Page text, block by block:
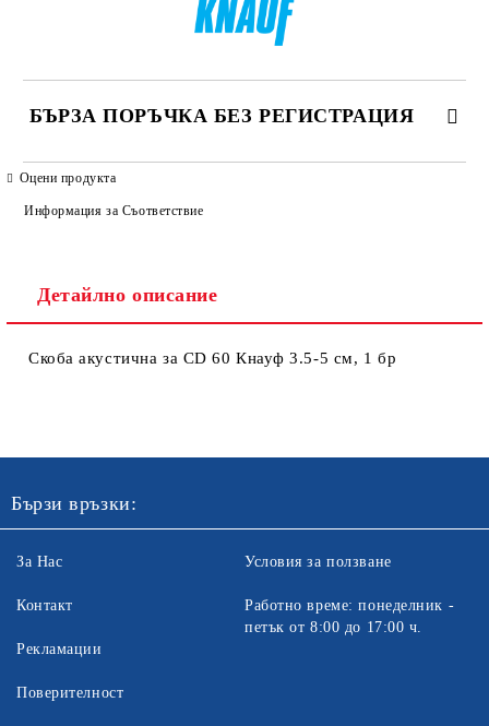
БЪРЗА ПОРЪЧКА БЕЗ РЕГИСТРАЦИЯ
Оцени продукта
Информация за Съответствие
Детайлно описание
Скоба акустична за CD 60 Кнауф 3.5-5 см, 1 бр
Бързи връзки:
За Нас
Контакт
Рекламации
Поверителност
Условия за ползване
Работно време: понеделник -
петък от 8:00 до 17:00 ч.